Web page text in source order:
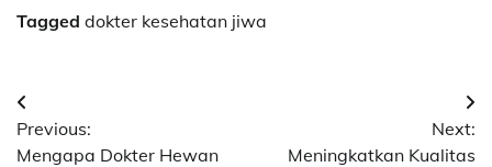
Tagged dokter kesehatan jiwa
Post
navigation
Previous:
Mengapa Dokter Hewan
Next:
Meningkatkan Kualitas